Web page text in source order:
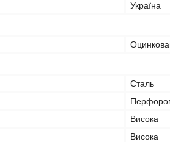
Україна
Сталь
Висока
Висока